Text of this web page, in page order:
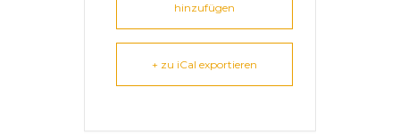
hinzufügen
+ zu iCal exportieren